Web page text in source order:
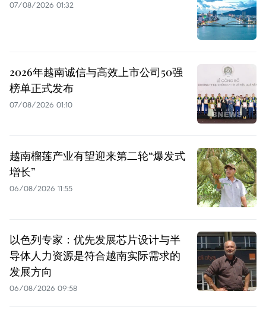
07/08/2026 01:32
2026年越南诚信与高效上市公司50强
榜单正式发布
07/08/2026 01:10
越南榴莲产业有望迎来第二轮“爆发式
增长”
06/08/2026 11:55
以色列专家：优先发展芯片设计与半
导体人力资源是符合越南实际需求的
发展方向
06/08/2026 09:58